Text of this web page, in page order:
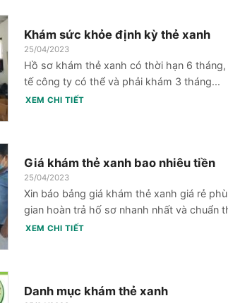
Khám sức khỏe định kỳ thẻ xanh
25/04/2023
Hồ sơ khám thẻ xanh có thời hạn 6
tế công ty có thể và phải khám 3 tháng...
XEM CHI TIẾT
Giá khám thẻ xanh bao nhiêu tiền
25/04/2023
Xin báo bảng giá khám thẻ xanh giá rẻ
gian hoàn trả hố sơ nhanh nhất và chuẩn
XEM CHI TIẾT
Danh mục khám thẻ xanh